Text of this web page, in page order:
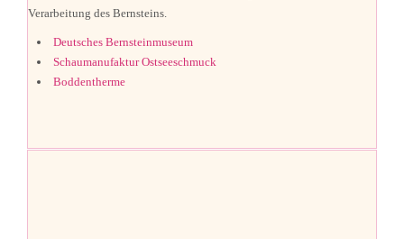
Verarbeitung des Bernsteins.
Deutsches Bernsteinmuseum
Schaumanufaktur Ostseeschmuck
Boddentherme